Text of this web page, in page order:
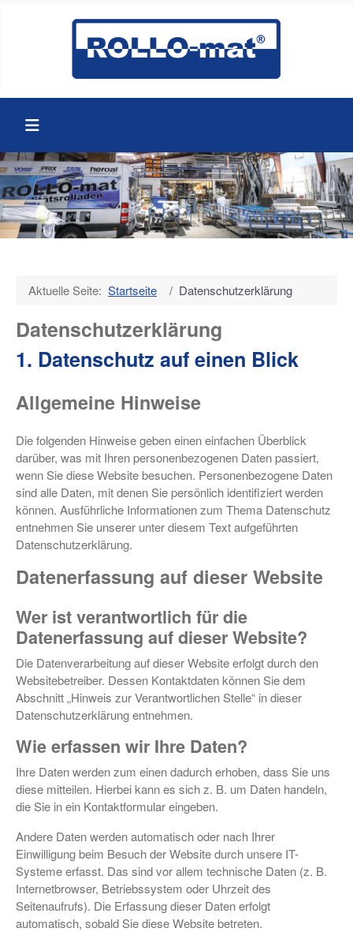
Aktuelle Seite: Startseite Datenschutzerklärung
Datenschutz­erklärung
1. Datenschutz auf einen Blick
Allgemeine Hinweise
Die folgenden Hinweise geben einen einfachen Überblick
darüber, was mit Ihren personenbezogenen Daten passiert,
wenn Sie diese Website besuchen. Personenbezogene Daten
sind alle Daten, mit denen Sie persönlich identifiziert werden
können. Ausführliche Informationen zum Thema Datenschutz
entnehmen Sie unserer unter diesem Text aufgeführten
Datenschutzerklärung.
Datenerfassung auf dieser Website
Wer ist verantwortlich für die
Datenerfassung auf dieser Website?
Die Datenverarbeitung auf dieser Website erfolgt durch den
Websitebetreiber. Dessen Kontaktdaten können Sie dem
Abschnitt „Hinweis zur Verantwortlichen Stelle“ in dieser
Datenschutzerklärung entnehmen.
Wie erfassen wir Ihre Daten?
Ihre Daten werden zum einen dadurch erhoben, dass Sie uns
diese mitteilen. Hierbei kann es sich z. B. um Daten handeln,
die Sie in ein Kontaktformular eingeben.
Andere Daten werden automatisch oder nach Ihrer
Einwilligung beim Besuch der Website durch unsere IT-
Systeme erfasst. Das sind vor allem technische Daten (z. B.
Internetbrowser, Betriebssystem oder Uhrzeit des
Seitenaufrufs). Die Erfassung dieser Daten erfolgt
automatisch, sobald Sie diese Website betreten.